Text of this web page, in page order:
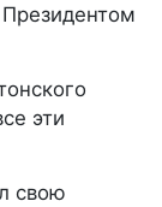
эти
свою